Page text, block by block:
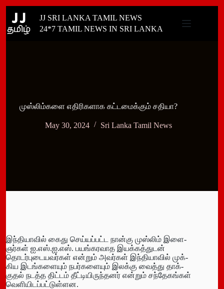
content
JJ SRI LANKA TAMIL NEWS
24*7 TAMIL NEWS IN SRI LANKA
முஸ்­லிம்­களை எதி­ரி­க­ளாக கட்­ட­மைக்கும் சதி­யா?
May 30, 2024 Sri Lanka Tamil News
இந்­தி­யாவில் கைது செய்­யப்­பட்ட நான்கு முஸ்லிம் இளை­
ஞர்கள் ஐ.எஸ்.ஐ.எஸ். பயங்­க­ர­வாத இயக்­கத்­துடன்
தொடர்­பு­டை­ய­வர்கள் என்றும் அவர்கள் இந்­தி­யாவில் முக்­
கிய இடங்­க­ளை­யும் நபர்­களையும் இலக்கு வைத்து தாக்­
குதல் நடத்த திட்­டம் தீட்­­­டி­யி­ருந்­தனர் என்றும் சந்­தே­கங்கள்
வெளி­யி­டப்­பட்­டுள்­ளன.